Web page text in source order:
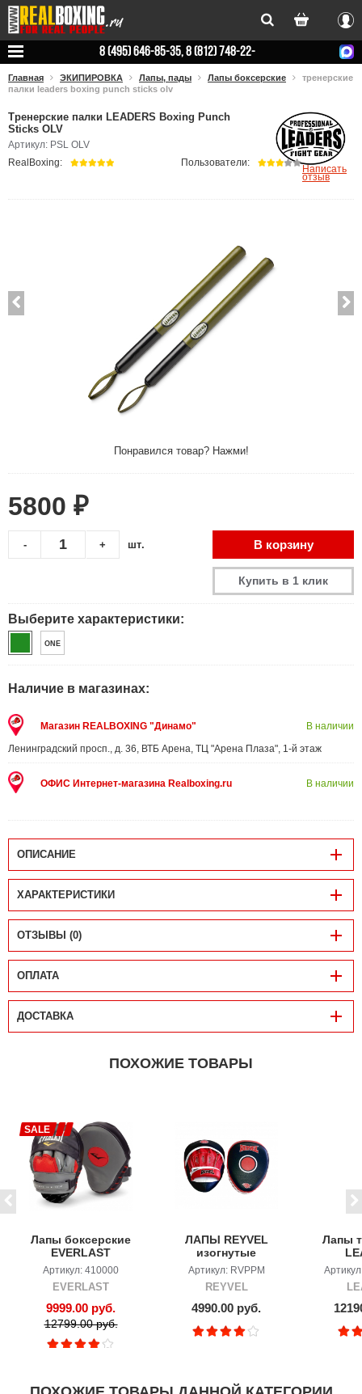
Вход
8 (495) 646-85-35, 8 (812) 748-22-
Главная ЭКИПИРОВКА Лапы, пады Лапы боксерские
тренерские
палки leaders boxing punch sticks olv
Тренерские палки LEADERS Boxing Punch
Sticks OLV
Артикул: PSL OLV
Понравился товар? Нажми!
RealBoxing: Пользователи:
Написать
отзыв
5800 ₽
+
- шт. В корзину
Купить в 1 клик
Выберите характеристики:
ONE
Наличие в магазинах:
Магазин REALBOXING "Динамо"
Ленинградский просп., д. 36, ВТБ Арена, ТЦ "Арена Плаза", 1-й этаж
В наличии
ОФИС Интернет-магазина Realboxing.ru В наличии
ОПИСАНИЕ
ХАРАКТЕРИСТИКИ
ОТЗЫВЫ (0)
ОПЛАТА
ДОСТАВКА
ПОХОЖИЕ ТОВАРЫ
SALE
Лапы боксерские
EVERLAST
MANTIS PUNCH
MITTS
Артикул: 410000
EVERLAST
9999.00 руб.
12799.00 руб.
ЛАПЫ REYVEL
изогнутые
эргономические
Артикул: RVPPM
REYVEL
4990.00 руб.
Лапы